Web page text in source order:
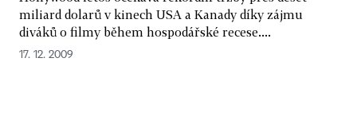
miliard dolarů v kinech USA a Kanady díky zájmu
diváků o filmy během hospodářské recese....
17. 12. 2009